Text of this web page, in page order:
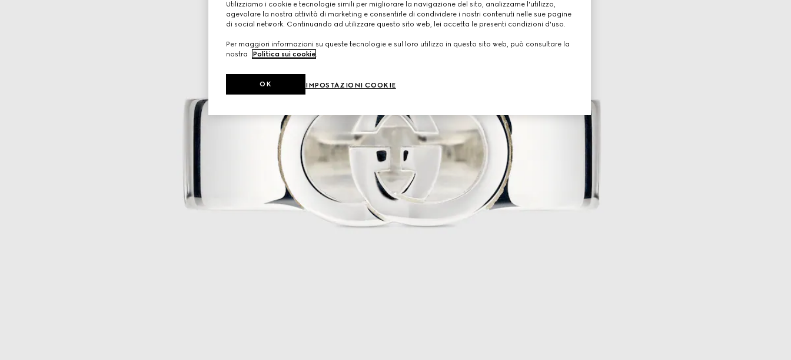
Utilizziamo i cookie e tecnologie simili per migliorare la navigazione del sito, analizzarne l'utilizzo,
agevolare la nostra attività di marketing e consentirle di condividere i nostri contenuti nelle sue pagine
di social network. Continuando ad utilizzare questo sito web, lei accetta le presenti condizioni d'uso.
Per maggiori informazioni su queste tecnologie e sul loro utilizzo in questo sito web, può consultare la
nostra
Politica sui cookie
IMPOSTAZIONI COOKIE
OK